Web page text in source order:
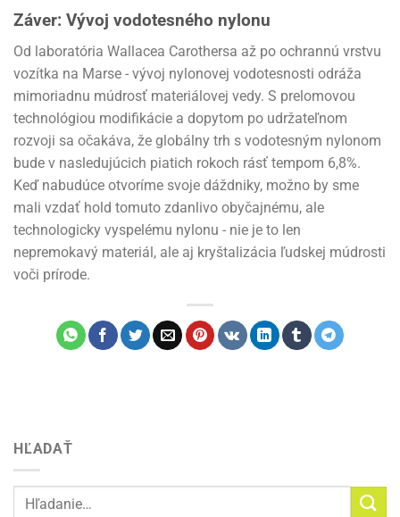
Záver: Vývoj vodotesného nylonu
Od laboratória Wallacea Carothersa až po ochrannú vrstvu
vozítka na Marse - vývoj nylonovej vodotesnosti odráža
mimoriadnu múdrosť materiálovej vedy. S prelomovou
technológiou modifikácie a dopytom po udržateľnom
rozvoji sa očakáva, že globálny trh s vodotesným nylonom
bude v nasledujúcich piatich rokoch rásť tempom 6,8%.
Keď nabudúce otvoríme svoje dáždniky, možno by sme
mali vzdať hold tomuto zdanlivo obyčajnému, ale
technologicky vyspelému nylonu - nie je to len
nepremokavý materiál, ale aj kryštalizácia ľudskej múdrosti
voči prírode.
HĽADAŤ